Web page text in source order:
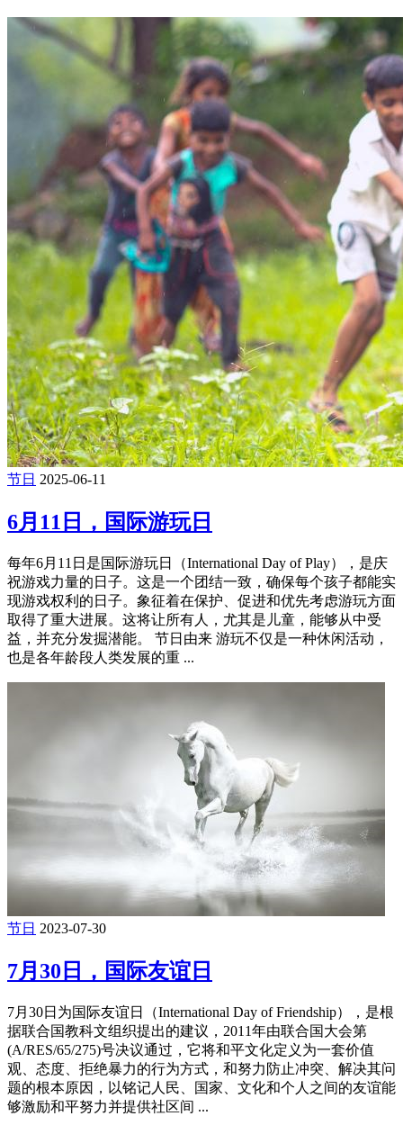
节日 2025-06-11
6月11日，国际游玩日
每年6月11日是国际游玩日（International Day of Play），是庆
祝游戏力量的日子。这是一个团结一致，确保每个孩子都能实
现游戏权利的日子。象征着在保护、促进和优先考虑游玩方面
取得了重大进展。这将让所有人，尤其是儿童，能够从中受
益，并充分发掘潜能。 节日由来 游玩不仅是一种休闲活动，
也是各年龄段人类发展的重 ...
节日 2023-07-30
7月30日，国际友谊日
7月30日为国际友谊日（International Day of Friendship），是根
据联合国教科文组织提出的建议，2011年由联合国大会第
(A/RES/65/275)号决议通过，它将和平文化定义为一套价值
观、态度、拒绝暴力的行为方式，和努力防止冲突、解决其问
题的根本原因，以铭记人民、国家、文化和个人之间的友谊能
够激励和平努力并提供社区间 ...